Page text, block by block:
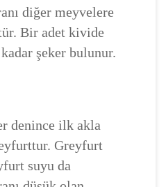
diğer meyvelere
Bir adet kivide
şeker bulunur.
denince ilk akla
Greyfurt
suyu da